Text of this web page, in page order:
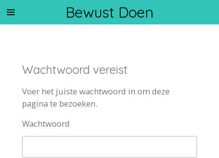
Ga
direct
Bewust Doen
Wachtwoord vereist
Voer het juiste wachtwoord in om deze
pagina te bezoeken.
Wachtwoord